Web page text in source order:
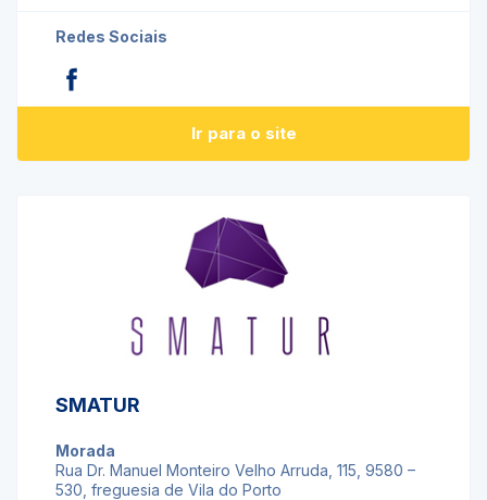
Redes Sociais
Ir para o site
SMATUR
Morada
Rua Dr. Manuel Monteiro Velho Arruda, 115, 9580 –
530, freguesia de Vila do Porto